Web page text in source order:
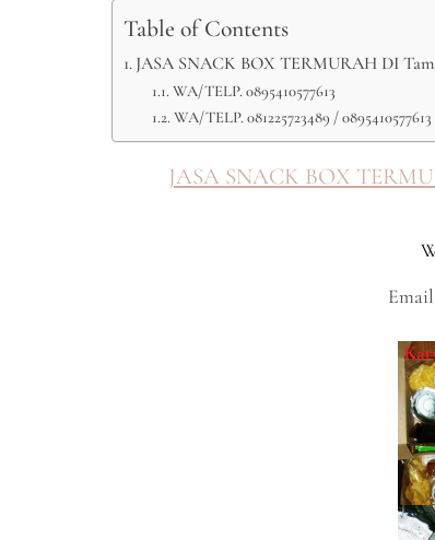
Table of Contents
JASA SNACK BOX TERMURAH DI
WA/TELP. 0895410577613
WA/TELP. 081225723489 / 0895410577613
JASA SNACK BOX